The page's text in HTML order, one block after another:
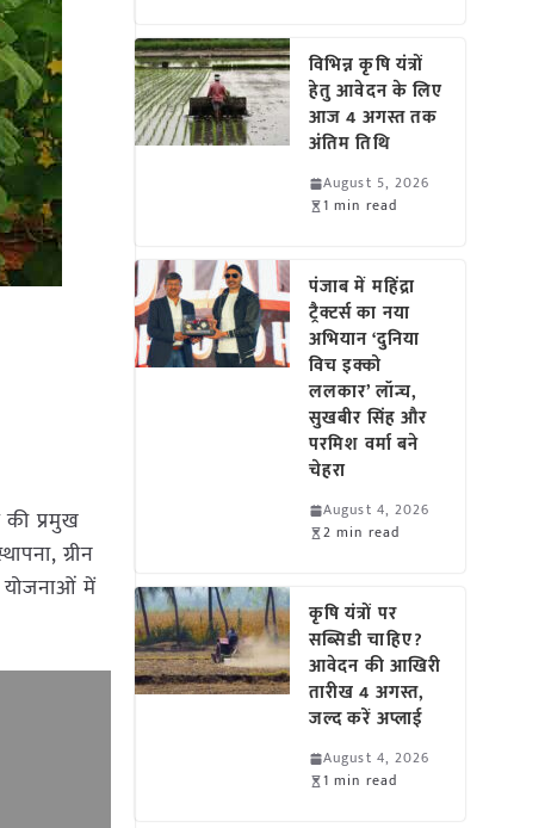
प्रमुख
ग्रीन
योजनाओं में
विभिन्न कृषि यंत्रों
हेतु आवेदन के लिए
आज 4 अगस्त तक
अंतिम तिथि
August 5, 2026
1 min read
पंजाब में महिंद्रा
ट्रैक्टर्स का नया
अभियान ‘दुनिया
विच इक्को
ललकार’ लॉन्च,
सुखबीर सिंह और
परमिश वर्मा बने
चेहरा
August 4, 2026
2 min read
कृषि यंत्रों पर
सब्सिडी चाहिए?
आवेदन की आखिरी
तारीख 4 अगस्त,
जल्द करें अप्लाई
August 4, 2026
1 min read